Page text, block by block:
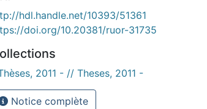
hdl.handle.net/10393/51361
doi.org/10.20381/ruor-31735
2011 - // Theses, 2011 -
Notice complète